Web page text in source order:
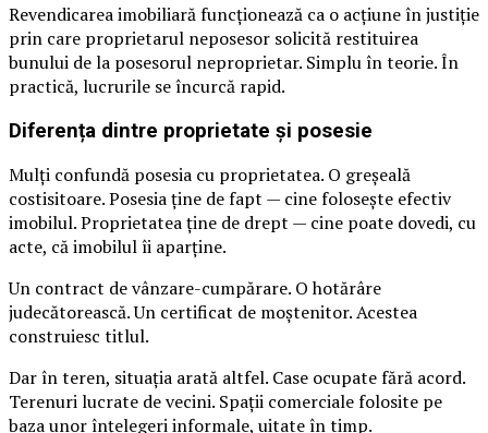
Revendicarea imobiliară funcționează ca o acțiune în justiție
prin care proprietarul neposesor solicită restituirea
bunului de la posesorul neproprietar. Simplu în teorie. În
practică, lucrurile se încurcă rapid.
Diferența dintre proprietate și posesie
Mulți confundă posesia cu proprietatea. O greșeală
costisitoare. Posesia ține de fapt — cine folosește efectiv
imobilul. Proprietatea ține de drept — cine poate dovedi, cu
acte, că imobilul îi aparține.
Un contract de vânzare-cumpărare. O hotărâre
judecătorească. Un certificat de moștenitor. Acestea
construiesc titlul.
Dar în teren, situația arată altfel. Case ocupate fără acord.
Terenuri lucrate de vecini. Spații comerciale folosite pe
baza unor înțelegeri informale, uitate în timp.